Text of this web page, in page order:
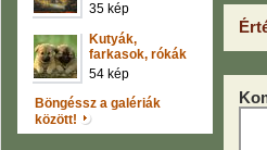
35 kép
Kutyák,
farkasok, rókák
54 kép
Böngéssz a galériák
között!